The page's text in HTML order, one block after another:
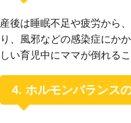
産後は睡眠不足や疲労から
り、風邪などの感染症にか
しい育児中にママが倒れる
4. ホルモンバランス